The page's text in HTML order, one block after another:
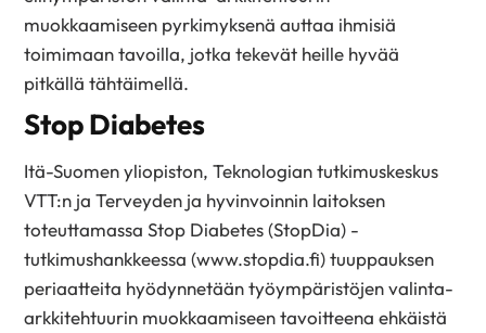
muokkaamiseen pyrkimyksenä auttaa ihmisiä
toimimaan tavoilla, jotka tekevät heille hyvää
pitkällä tähtäimellä.
Stop Diabetes
Itä-Suomen yliopiston, Teknologian tutkimuskeskus
VTT:n ja Terveyden ja hyvinvoinnin laitoksen
toteuttamassa Stop Diabetes (StopDia) -
tutkimushankkeessa (www.stopdia.fi) tuuppauksen
periaatteita hyödynnetään työympäristöjen valinta-
arkkitehtuurin muokkaamiseen tavoitteena ehkäistä